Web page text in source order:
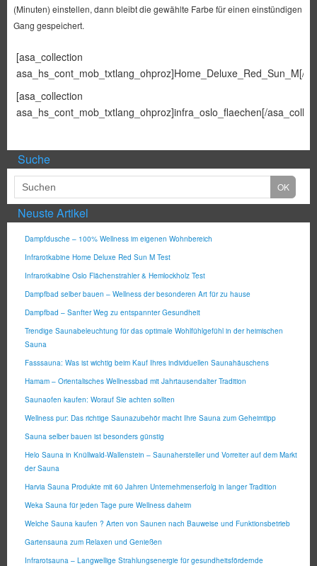
(Minuten) einstellen, dann bleibt die gewählte Farbe für einen einstündigen
Gang gespeichert.
[asa_collection
asa_hs_cont_mob_txtlang_ohproz]Home_Deluxe_Red_Sun_M[/
[asa_collection
asa_hs_cont_mob_txtlang_ohproz]infra_oslo_flaechen[/
Suche
Neuste Artikel
Dampfdusche – 100% Wellness im eigenen Wohnbereich
Infrarotkabine Home Deluxe Red Sun M Test
Infrarotkabine Oslo Flächenstrahler & Hemlockholz Test
Dampfbad selber bauen – Wellness der besonderen Art für zu hause
Dampfbad – Sanfter Weg zu entspannter Gesundheit
Trendige Saunabeleuchtung für das optimale Wohlfühlgefühl in der heimischen
Sauna
Fasssauna: Was ist wichtig beim Kauf Ihres individuellen Saunahäuschens
Hamam – Orientalisches Wellnessbad mit Jahrtausendalter Tradition
Saunaofen kaufen: Worauf Sie achten sollten
Wellness pur: Das richtige Saunazubehör macht Ihre Sauna zum Geheimtipp
Sauna selber bauen ist besonders günstig
Helo Sauna in Knüllwald-Wallenstein – Saunahersteller und Vorreiter auf dem Markt
der Sauna
Harvia Sauna Produkte mit 60 Jahren Unternehmenserfolg in langer Tradition
Weka Sauna für jeden Tage pure Wellness daheim
Welche Sauna kaufen ? Arten von Saunen nach Bauweise und Funktionsbetrieb
Gartensauna zum Relaxen und Genießen
Infrarotsauna – Langwellige Strahlungsenergie für gesundheitsfördernde